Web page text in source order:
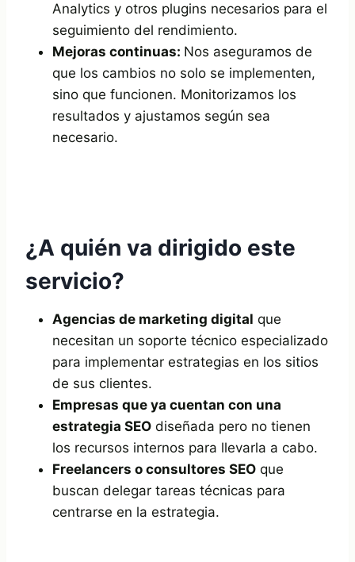
Analytics y otros plugins necesarios para el
seguimiento del rendimiento.
Mejoras continuas: Nos aseguramos de
que los cambios no solo se implementen,
sino que funcionen. Monitorizamos los
resultados y ajustamos según sea
necesario.
¿A quién va dirigido este
servicio?
Agencias de marketing digital que
necesitan un soporte técnico especializado
para implementar estrategias en los sitios
de sus clientes.
Empresas que ya cuentan con una
estrategia SEO diseñada pero no tienen
los recursos internos para llevarla a cabo.
Freelancers o consultores SEO que
buscan delegar tareas técnicas para
centrarse en la estrategia.